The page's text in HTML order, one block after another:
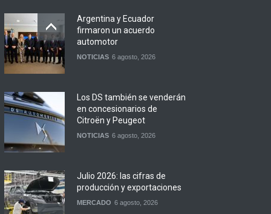
Argentina y Ecuador
firmaron un acuerdo
automotor
NOTICIAS 6 agosto, 2026
Los DS también se venderán
en concesionarios de
Citroën y Peugeot
NOTICIAS 6 agosto, 2026
Julio 2026: las cifras de
producción y exportaciones
MERCADO 6 agosto, 2026